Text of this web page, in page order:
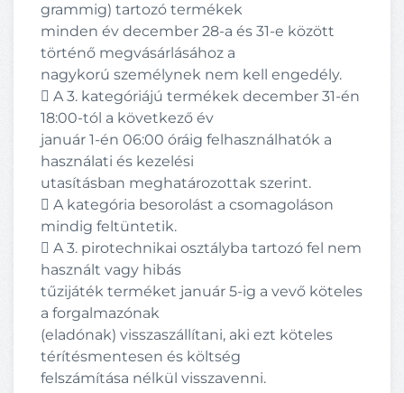
grammig) tartozó termékek
minden év december 28-a és 31-e között
történő megvásárlásához a
nagykorú személynek nem kell engedély.
 A 3. kategóriájú termékek december 31-én
18:00-tól a következő év
január 1-én 06:00 óráig felhasználhatók a
használati és kezelési
utasításban meghatározottak szerint.
 A kategória besorolást a csomagoláson
mindig feltüntetik.
 A 3. pirotechnikai osztályba tartozó fel nem
használt vagy hibás
tűzijáték terméket január 5-ig a vevő köteles
a forgalmazónak
(eladónak) visszaszállítani, aki ezt köteles
térítésmentesen és költség
felszámítása nélkül visszavenni.